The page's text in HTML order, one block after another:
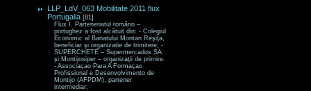
LLP_LdV_063 Mobilitate 2011 flux
Portugalia [81]
Flux I. Parteneriatul româno –
portughez a fost alcătuit din: - Colegiul
Economic al Banatului Montan Reşiţa,
beneficiar şi organizatie de trimitere; -
SUPERCHETE – Supermercados SA
şi Montijosiper – organizaţii de primire.
- Associaçao Para A Formaçao
Profissional e Desenvolvimento de
Montijo (AFPDM), partener
intermediar;